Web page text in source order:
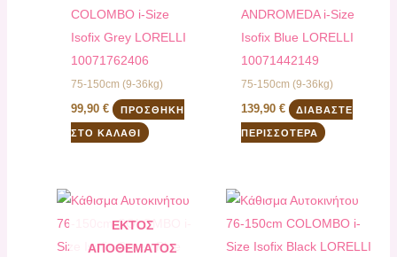
COLOMBO i-Size
Isofix Grey LORELLI
10071762406
75-150cm (9-36kg)
99,90€ ΠΡΟΣΘΉΚΗ
ΣΤΟ ΚΑΛΆΘΙ
ANDROMEDA i-Size
Isofix Blue LORELLI
10071442149
75-150cm (9-36kg)
139,90 € ΔΙΑΒΆΣΤΕ
ΠΕΡΙΣΣΌΤΕΡΑ
ΕΚΤΌΣ
ΑΠΟΘΈΜΑΤΟΣ